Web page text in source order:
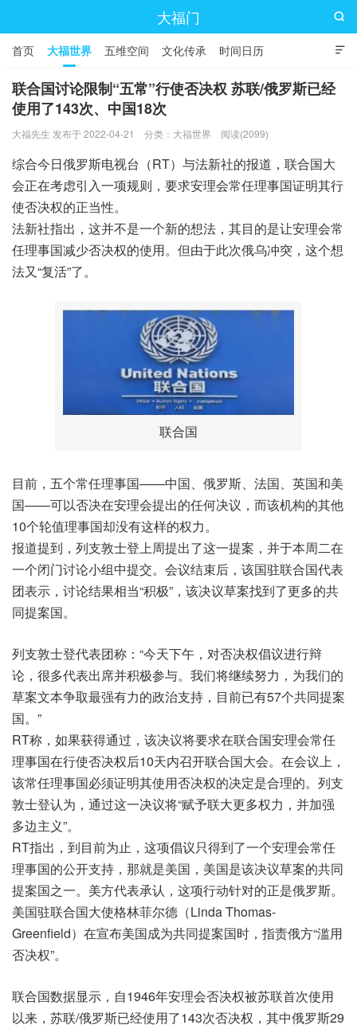
大福门

首页 大福世界 五维空间 文化传承 时间日历

联合国讨论限制“五常”行使否决权 苏联/俄罗斯已经
使用了143次、中国18次
大福先生 发布于 2022-04-21 分类： 大福世界 阅读(2099)
综合今日俄罗斯电视台（RT）与法新社的报道，联合国大
会正在考虑引入一项规则，要求安理会常任理事国证明其行
使否决权的正当性。
法新社指出，这并不是一个新的想法，其目的是让安理会常
任理事国减少否决权的使用。但由于此次俄乌冲突，这个想
法又“复活”了。
联合国
目前，五个常任理事国——中国、俄罗斯、法国、英国和美
国——可以否决在安理会提出的任何决议，而该机构的其他
10个轮值理事国却没有这样的权力。
报道提到，列支敦士登上周提出了这一提案，并于本周二在
一个闭门讨论小组中提交。会议结束后，该国驻联合国代表
团表示，讨论结果相当“积极”，该决议草案找到了更多的共
同提案国。
列支敦士登代表团称：“今天下午，对否决权倡议进行辩
论，很多代表出席并积极参与。我们将继续努力，为我们的
草案文本争取最强有力的政治支持，目前已有57个共同提案
国。”
RT称，如果获得通过，该决议将要求在联合国安理会常任
理事国在行使否决权后10天内召开联合国大会。在会议上，
该常任理事国必须证明其使用否决权的决定是合理的。列支
敦士登认为，通过这一决议将“赋予联大更多权力，并加强
多边主义”。
RT指出，到目前为止，这项倡议只得到了一个安理会常任
理事国的公开支持，那就是美国，美国是该决议草案的共同
提案国之一。美方代表承认，这项行动针对的正是俄罗斯。
美国驻联合国大使格林菲尔德（Linda Thomas-
Greenfield）在宣布美国成为共同提案国时，指责俄方“滥用
否决权”。
联合国数据显示，自1946年安理会否决权被苏联首次使用
以来，苏联/俄罗斯已经使用了143次否决权，其中俄罗斯29